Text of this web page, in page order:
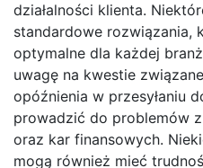
działalności klienta.
standardowe rozwiązania,
optymalne dla każdej
uwagę na kwestie
opóźnienia w przesyłaniu
prowadzić do problemów
oraz kar finansowych.
mogą również mieć